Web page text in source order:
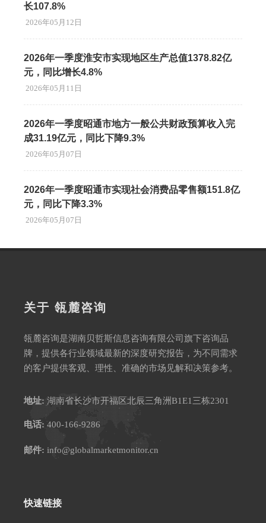
长107.8%
2026年05月12日
2026年一季度淮安市实现地区生产总值1378.82亿
元，同比增长4.8%
2026年05月11日
2026年一季度昭通市地方一般公共财政预算收入完
成31.19亿元，同比下降9.3%
2026年05月07日
2026年一季度昭通市实现社会消费品零售额151.8亿
元，同比下降3.3%
2026年05月07日
关于 瓴麓咨询
瓴麓咨询是湖南贝哲斯信息咨询有限公司旗下咨询品
牌，提供各行业领域最新的深度研究报告，为不同需求
的客户提供客观、理性、准确的市场见解和决策参考。
地址: 湖南省长沙市开福区北辰三角洲B1E1三栋2301
电话: 400-166-9286
邮件: info@globalmarketmonitor.cn
快速链接